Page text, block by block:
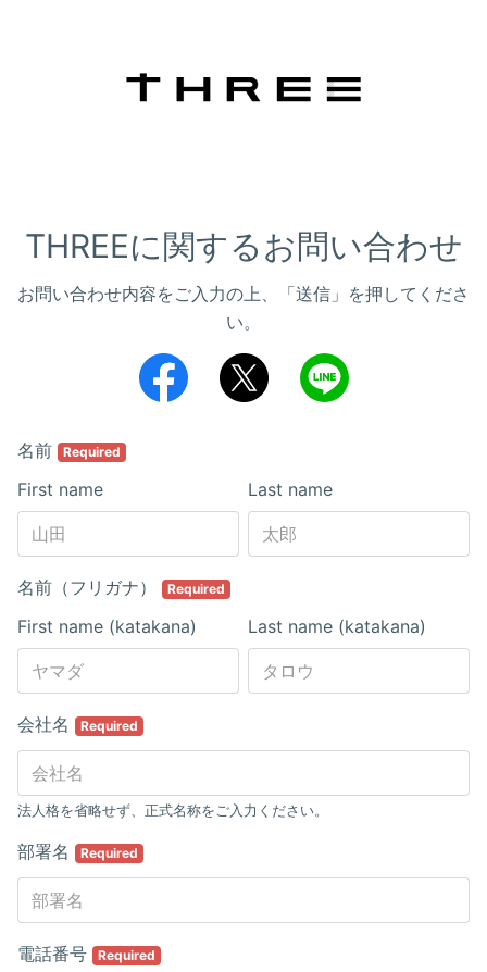
THREEに関するお問い合わせ
お問い合わせ内容をご入力の上、「送信」を押してくださ
い。
名前 Required
Last name
First name
名前（フリガナ） Required
Last name (katakana)
First name (katakana)
会社名 Required
法人格を省略せず、正式名称をご入力ください。
部署名 Required
電話番号 Required